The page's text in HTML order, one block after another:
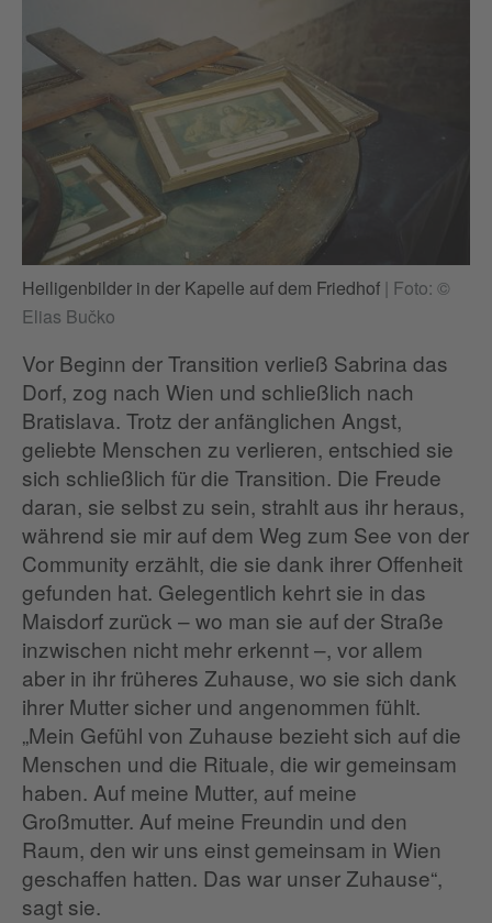
Heiligenbilder in der Kapelle auf dem Friedhof | Foto: ©
Elias Bučko
Vor Beginn der Transition verließ Sabrina das
Dorf, zog nach Wien und schließlich nach
Bratislava. Trotz der anfänglichen Angst,
geliebte Menschen zu verlieren, entschied sie
sich schließlich für die Transition. Die Freude
daran, sie selbst zu sein, strahlt aus ihr heraus,
während sie mir auf dem Weg zum See von der
Community erzählt, die sie dank ihrer Offenheit
gefunden hat. Gelegentlich kehrt sie in das
Maisdorf zurück – wo man sie auf der Straße
inzwischen nicht mehr erkennt –, vor allem
aber in ihr früheres Zuhause, wo sie sich dank
ihrer Mutter sicher und angenommen fühlt.
„Mein Gefühl von Zuhause bezieht sich auf die
Menschen und die Rituale, die wir gemeinsam
haben. Auf meine Mutter, auf meine
Großmutter. Auf meine Freundin und den
Raum, den wir uns einst gemeinsam in Wien
geschaffen hatten. Das war unser Zuhause“,
sagt sie.